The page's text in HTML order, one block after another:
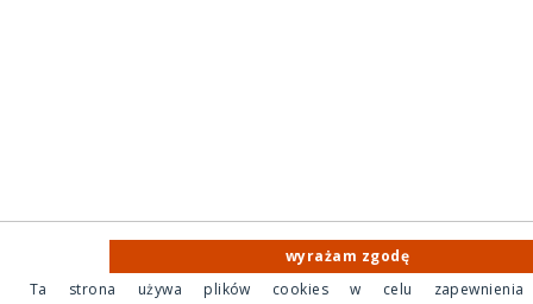
wyrażam zgodę
Ta strona używa plików cookies w celu